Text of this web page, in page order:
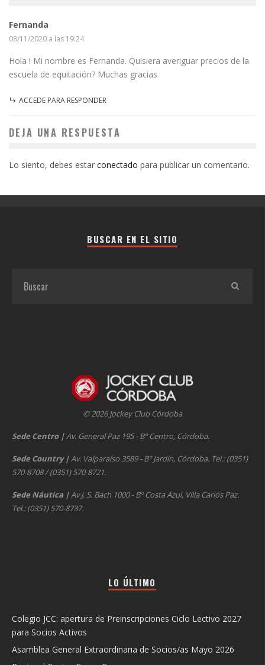
Fernanda
08/11/2020 a las 19:24
Hola ! Mi nombre es Fernanda. Quisiera averiguar precios de la
escuela de equitación? Muchas gracias
ACCEDE PARA RESPONDER
DEJA UNA RESPUESTA
Lo siento, debes estar conectado para publicar un comentario.
BUSCAR EN EL SITIO
© 2026 Jockey Club Córdoba
Sede Centro |Av. General Paz 195 - Bº Centro, Córdoba.
Sede Country |Av. Valparaíso 3589 - Bº Jardín, Córdoba. Tel.: (0351)
570-8708 / (0351) 570-8721.
Sede Náutica |Av J. S. Bach 1000 - Bº Costa Azul, Villa Carlos Paz.
Tel.: (0351) 570-8737.
LO ÚLTIMO
Colegio JCC: apertura de Preinscripciones Ciclo Lectivo 2027
para Socios Activos
Asamblea General Extraordinaria de Socios/as Mayo 2026